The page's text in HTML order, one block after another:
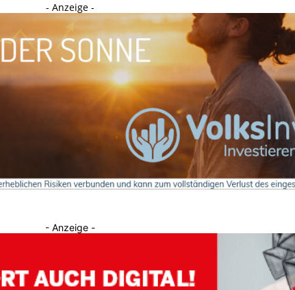
- Anzeige -
- Anzeige -